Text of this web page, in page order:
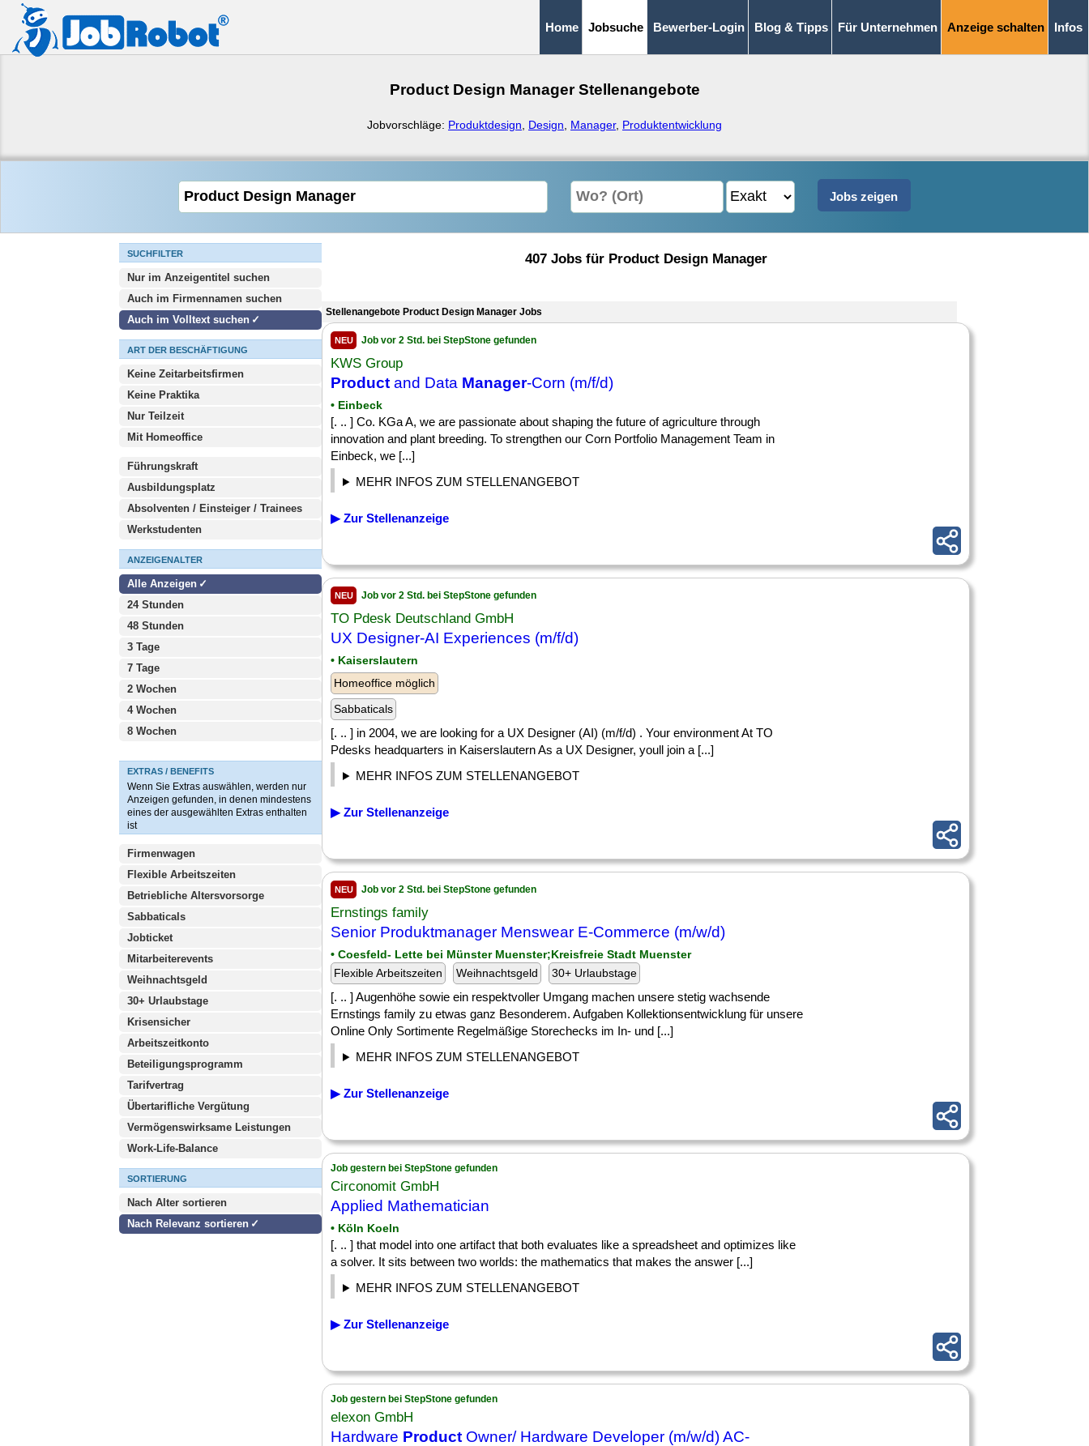
Home Jobsuche Bewerber-Login Blog & Tipps Für Unternehmen Anzeige schalten Infos
Product Design Manager Stellenangebote
Jobvorschläge: Produktdesign Design Manager, Produktentwicklung
SUCHFILTER
Nur im Anzeigentitel suchen
Auch im Firmennamen suchen
Auch im Volltext suchen
ART DER BESCHÄFTIGUNG
Keine Zeitarbeitsfirmen
Keine Praktika
Nur Teilzeit
Mit Homeoffice
Führungskraft
Ausbildungsplatz
Absolventen / Einsteiger / Trainees
Werkstudenten
ANZEIGENALTER
Alle Anzeigen
24 Stunden
48 Stunden
3 Tage
7 Tage
2 Wochen
4 Wochen
8 Wochen
EXTRAS / BENEFITS
Wenn Sie Extras auswählen, werden nur
Anzeigen gefunden, in denen mindestens
eines der ausgewählten Extras enthalten
ist
Firmenwagen
Flexible Arbeitszeiten
Betriebliche Altersvorsorge
Sabbaticals
Jobticket
Mitarbeiterevents
Weihnachtsgeld
30+ Urlaubstage
Krisensicher
Arbeitszeitkonto
Beteiligungsprogramm
Tarifvertrag
Übertarifliche Vergütung
Vermögenswirksame Leistungen
Work-Life-Balance
SORTIERUNG
Nach Alter sortieren
Nach Relevanz sortieren
407 Jobs für Product Design Manager
Stellenangebote Product Design Manager Jobs
NEU Job vor 2 Std. bei StepStone gefunden
KWS Group
Product and Data Manager-Corn (m/f/d)
• Einbeck
[. .. ] Co. KGa A, we are passionate about shaping the future of agriculture through
innovation and plant breeding. To strengthen our Corn Portfolio Management Team in
Einbeck, we [...]
MEHR INFOS ZUM STELLENANGEBOT
▶ Zur Stellenanzeige
NEU Job vor 2 Std. bei StepStone gefunden
TO Pdesk Deutschland GmbH
UX Designer-AI Experiences (m/f/d)
• Kaiserslautern
Homeoffice möglich
Sabbaticals
[. .. ] in 2004, we are looking for a UX Designer (AI) (m/f/d) . Your environment At TO
Pdesks headquarters in Kaiserslautern As a UX Designer, youll join a [...]
MEHR INFOS ZUM STELLENANGEBOT
▶ Zur Stellenanzeige
NEU Job vor 2 Std. bei StepStone gefunden
Ernstings family
Senior Produktmanager Menswear E-Commerce (m/w/d)
• Coesfeld- Lette bei Münster Muenster;Kreisfreie Stadt Muenster
Flexible Arbeitszeiten
Weihnachtsgeld 30+ Urlaubstage
[. .. ] Augenhöhe sowie ein respektvoller Umgang machen unsere stetig wachsende
Ernstings family zu etwas ganz Besonderem. Aufgaben Kollektionsentwicklung für unsere
Online Only Sortimente Regelmäßige Storechecks im In- und [...]
MEHR INFOS ZUM STELLENANGEBOT
▶ Zur Stellenanzeige
Job gestern bei StepStone gefunden
Circonomit GmbH
Applied Mathematician
• Köln Koeln
[. .. ] that model into one artifact that both evaluates like a spreadsheet and optimizes like
a solver. It sits between two worlds: the mathematics that makes the answer [...]
MEHR INFOS ZUM STELLENANGEBOT
▶ Zur Stellenanzeige
Job gestern bei StepStone gefunden
elexon GmbH
Hardware Product Owner/ Hardware Developer (m/w/d) AC-